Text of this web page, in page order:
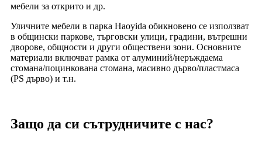
мебели за открито и др.
Уличните мебели в парка Haoyida обикновено се използват
в общински паркове, търговски улици, градини, вътрешни
дворове, общности и други обществени зони. Основните
материали включват рамка от алуминий/неръждаема
стомана/поцинкована стомана, масивно дърво/пластмаса
(PS дърво) и т.н.
Защо да си сътрудничите с нас?